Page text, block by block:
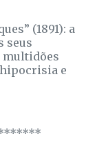
(1891): a
seus
multidões
e